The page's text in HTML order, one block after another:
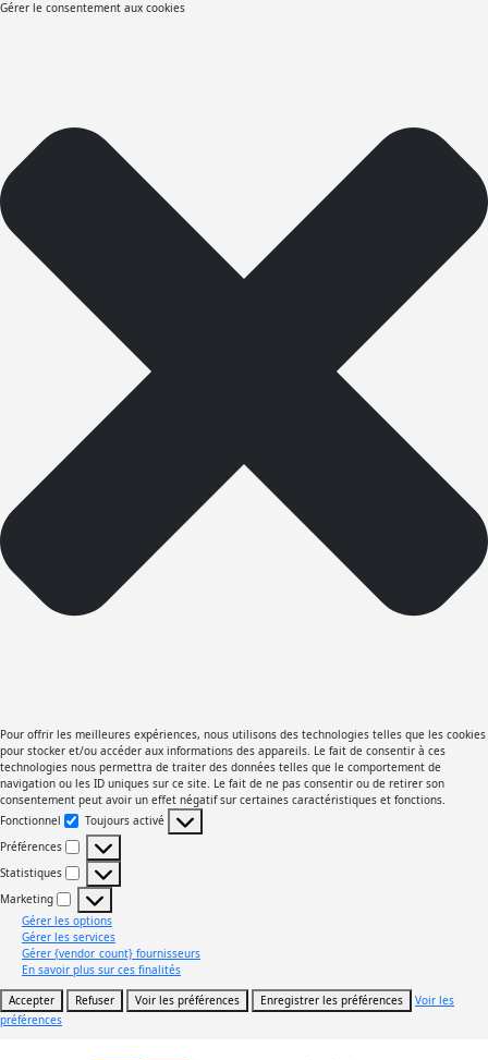
Gérer le consentement aux cookies
Pour offrir les meilleures expériences, nous utilisons des technologies telles que les cookies
pour stocker et/ou accéder aux informations des appareils. Le fait de consentir à ces
technologies nous permettra de traiter des données telles que le comportement de
navigation ou les ID uniques sur ce site. Le fait de ne pas consentir ou de retirer son
consentement peut avoir un effet négatif sur certaines caractéristiques et fonctions.
Fonctionnel
Fonctionnel
Toujours activé
Préférences
Préférences
Statistiques
Statistiques
Marketing
Marketing
Gérer les options
Gérer les services
Gérer {vendor_count} fournisseurs
En savoir plus sur ces finalités
Accepter
Refuser Voir les préférences Enregistrer les préférences
Voir les
préférences